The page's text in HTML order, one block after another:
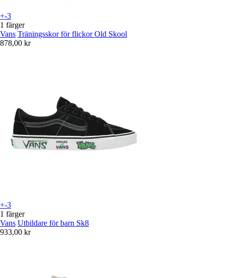
+-3
1 färger
Vans Träningsskor för flickor Old Skool
878,00 kr
+-3
1 färger
Vans Utbildare för barn Sk8
933,00 kr